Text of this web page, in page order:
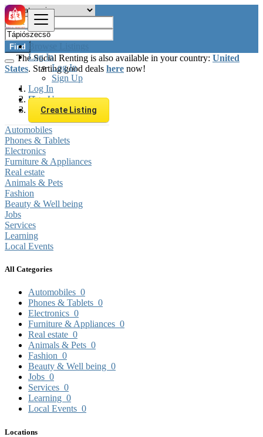
Browse Listings
Log In
Log In
Sign Up
Log In
Sign Up
Create Listing
Find
The Social Renting is also available in your country: United
States. Starting good deals here now!
Hungary
Tápiószecső
Automobiles
Phones & Tablets
Electronics
Furniture & Appliances
Real estate
Animals & Pets
Fashion
Beauty & Well being
Jobs
Services
Learning
Local Events
All Categories
Automobiles 0
Phones & Tablets 0
Electronics 0
Furniture & Appliances 0
Real estate 0
Animals & Pets 0
Fashion 0
Beauty & Well being 0
Jobs 0
Services 0
Learning 0
Local Events 0
Locations